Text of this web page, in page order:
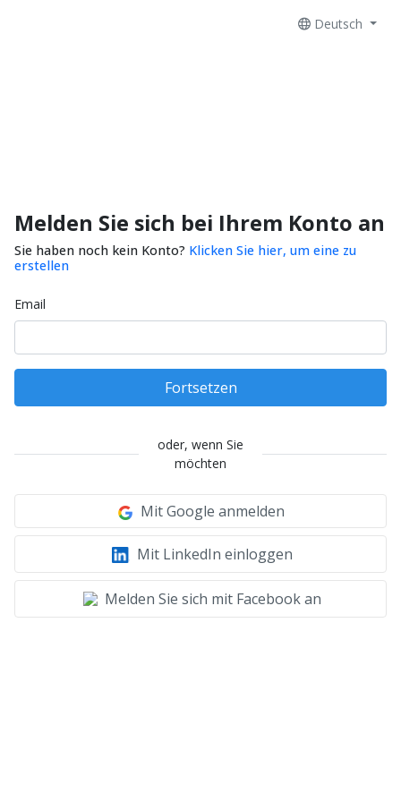
Deutsch
Melden Sie sich bei Ihrem Konto an
Sie haben noch kein Konto? Klicken Sie hier, um eine zu
erstellen
Email
Fortsetzen
oder, wenn Sie
möchten
Mit Google anmelden
Mit LinkedIn einloggen
Melden Sie sich mit Facebook an